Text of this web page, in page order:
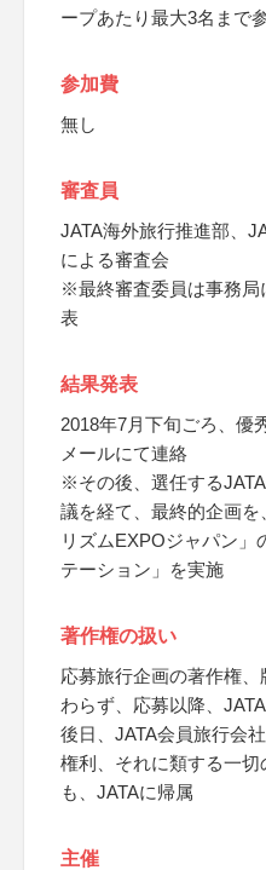
ープあたり最大3名まで
参加費
無し
審査員
JATA海外旅行推進部、
による審査会
※最終審査委員は事務局
表
結果発表
2018年7月下旬ごろ、優
メールにて連絡
※その後、選任する
議を経て、最終的企画
リズムEXPOジャパン」
テーション」を実施
著作権の扱い
応募旅行企画の著作権
わらず、応募以降、
後日、JATA会員旅行会
権利、それに類する一
も、JATAに帰属
主催